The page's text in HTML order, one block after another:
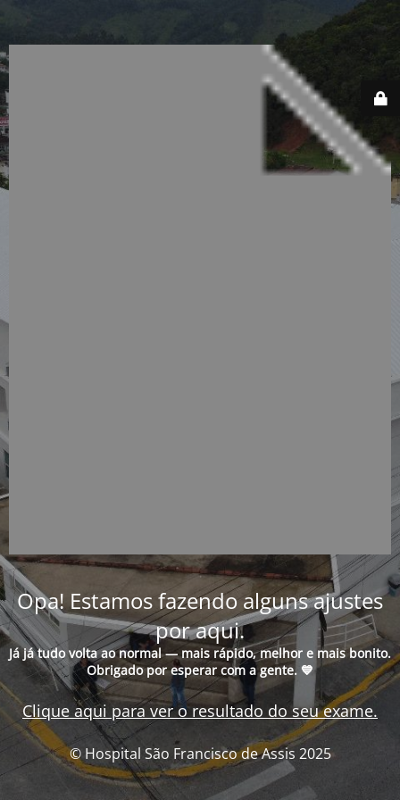
Opa! Estamos fazendo alguns ajustes
por aqui.
Já já tudo volta ao normal — mais rápido, melhor e mais bonito.
Obrigado por esperar com a gente. 💙
Clique aqui para ver o resultado do seu exame.
© Hospital São Francisco de Assis 2025